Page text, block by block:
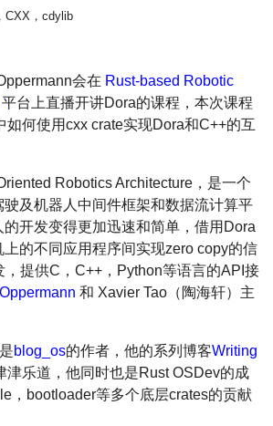
CXX，cdylib
会在 Rust-based Robotic
平台上直播开讲Dora的课程，本次课程
如何使用cxx crate实现Dora和C++的互
Robotics Architecture，是一个
及机器人中间件框架和数据流计算平
开发变得更加迅速和简单，借用Dora
的不同应用程序间实现zero copy的信
，提供C，C++，Python等语言的API接
和 Xavier Tao（陶海轩）主
blog_os的作者，他的系列博客Writing
津乐道，他同时也是Rust OSDev的成
，bootloader等多个底层crates的贡献